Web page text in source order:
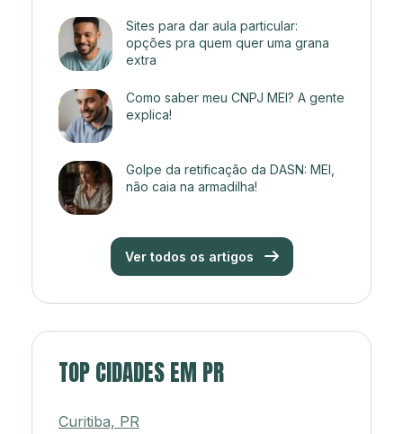
Sites para dar aula particular:
opções pra quem quer uma grana
extra
Como saber meu CNPJ MEI? A gente
explica!
Golpe da retificação da DASN: MEI,
não caia na armadilha!
Ver todos os artigos
TOP CIDADES EM PR
Curitiba, PR